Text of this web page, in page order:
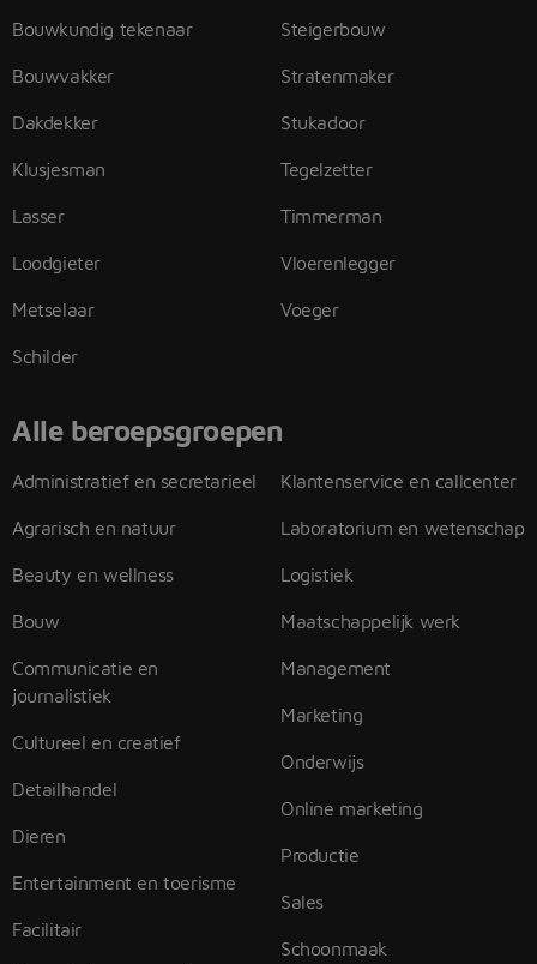
Bouwkundig tekenaar
Bouwvakker
Dakdekker
Klusjesman
Lasser
Loodgieter
Metselaar
Schilder
Steigerbouw
Stratenmaker
Stukadoor
Tegelzetter
Timmerman
Vloerenlegger
Voeger
Alle beroepsgroepen
Administratief en secretarieel
Agrarisch en natuur
Beauty en wellness
Bouw
Communicatie en
journalistiek
Cultureel en creatief
Detailhandel
Dieren
Entertainment en toerisme
Facilitair
Klantenservice en callcenter
Laboratorium en wetenschap
Logistiek
Maatschappelijk werk
Management
Marketing
Onderwijs
Online marketing
Productie
Sales
Schoonmaak